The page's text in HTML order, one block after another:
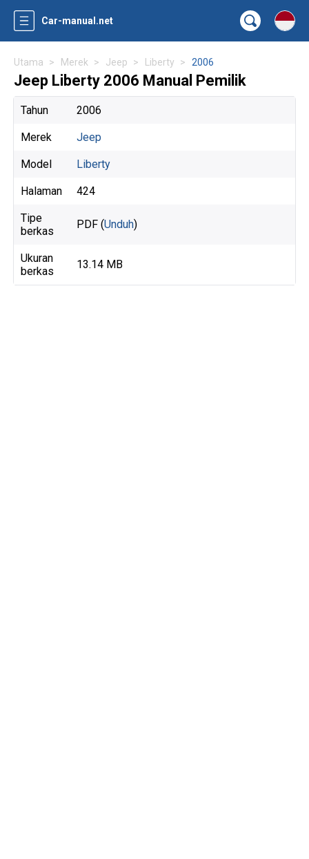
Car-manual.net
Utama Merek Jeep Liberty 2006
Jeep Liberty 2006 Manual Pemilik
Tahun 2006
Merek Jeep
Model Liberty
Halaman 424
Tipe
berkas
PDF (Unduh)
Ukuran
berkas
13.14 MB